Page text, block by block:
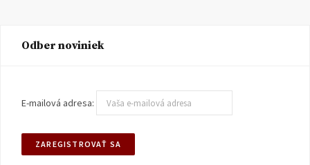
Odber noviniek
E-mailová adresa: